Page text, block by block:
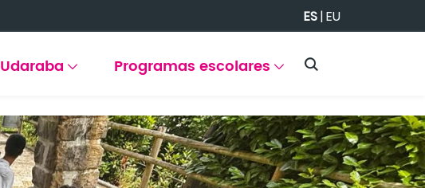
ES|EU
Udaraba Programas escolares